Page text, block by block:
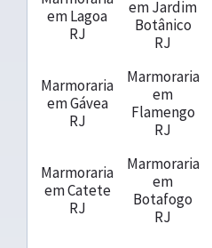
em Lagoa
RJ
em Jardim
Botânico
RJ
Marmoraria
em Gávea
RJ
Marmoraria
em
Flamengo
RJ
Marmoraria
em Catete
RJ
Marmoraria
em
Botafogo
RJ